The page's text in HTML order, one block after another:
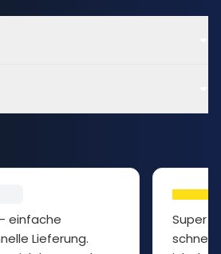
einfache
Lieferung.
Super